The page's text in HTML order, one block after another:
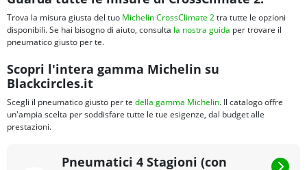
Trova la misura giusta del tuo Michelin CrossClimate 2tra tutte le opzioni
disponibili. Se hai bisogno di aiuto, consulta la nostra guida per trovare il
pneumatico giusto per te.
Scopri l'intera gamma Michelin su
Blackcircles.it
Scegli il pneumatico giusto per te della gamma Michelin. Il catalogo offre
un'ampia scelta per soddisfare tutte le tue esigenze, dal budget alle
prestazioni.
Pneumatici 4 Stagioni (con